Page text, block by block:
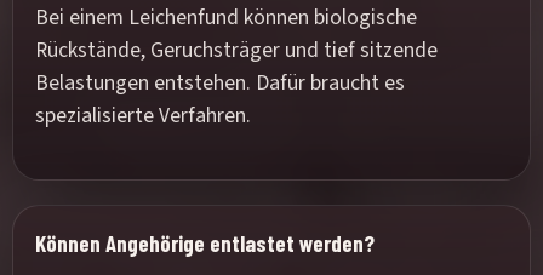
Bei einem Leichenfund können biologische
Rückstände, Geruchsträger und tief sitzende
Belastungen entstehen. Dafür braucht es
spezialisierte Verfahren.
Können Angehörige entlastet werden?